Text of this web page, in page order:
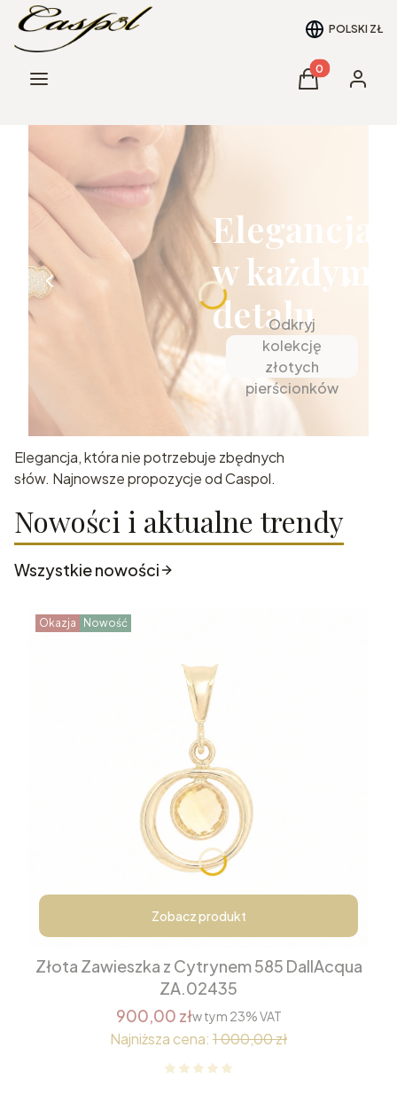
POLSKI ZŁ
Menu Produkty w
Koszyk
Elegancja
w każdym
detalu
Odkryj
kolekcję
złotych
pierścionków
Elegancja, która nie potrzebuje zbędnych
słów. Najnowsze propozycje od Caspol.
Nowości i aktualne trendy
Wszystkie nowości
Okazja Nowość
Zobacz produkt
Złota Zawieszka z Cytrynem 585 DallAcqua
ZA.02435
900,00 złw tym 23%VAT
Najniższa cena: 1 000,00 zł